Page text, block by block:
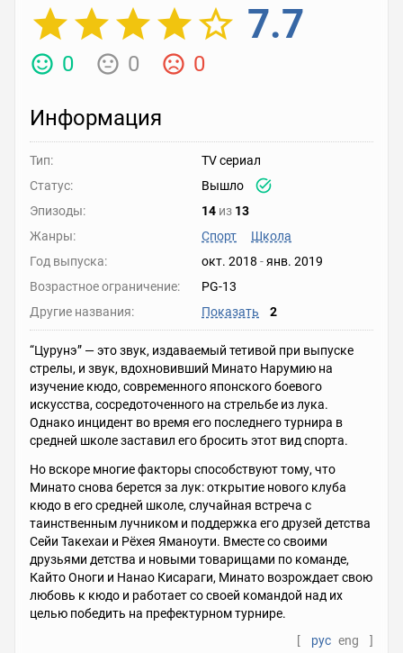
7.7
0 0 0
Информация
Тип:
TV сериал
Статус:
Вышло
Эпизоды:
14 из 13
Жанры:
Спорт
Школа
Год выпуска:
окт. 2018 -янв. 2019
Возрастное ограничение:
PG-13
Другие названия:
Показать 2
“Цурунэ” — это звук, издаваемый тетивой при выпуске
стрелы, и звук, вдохновивший Минато Нарумию на
изучение кюдо, современного японского боевого
искусства, сосредоточенного на стрельбе из лука.
Однако инцидент во время его последнего турнира в
средней школе заставил его бросить этот вид спорта.
Но вскоре многие факторы способствуют тому, что
Минато снова берется за лук: открытие нового клуба
кюдо в его средней школе, случайная встреча с
таинственным лучником и поддержка его друзей детства
Сейи Такехаи и Рёхея Яманоути. Вместе со своими
друзьями детства и новыми товарищами по команде,
Кайто Оноги и Нанао Кисараги, Минато возрождает свою
любовь к кюдо и работает со своей командой над их
целью победить на префектурном турнире.
[
рус eng ]